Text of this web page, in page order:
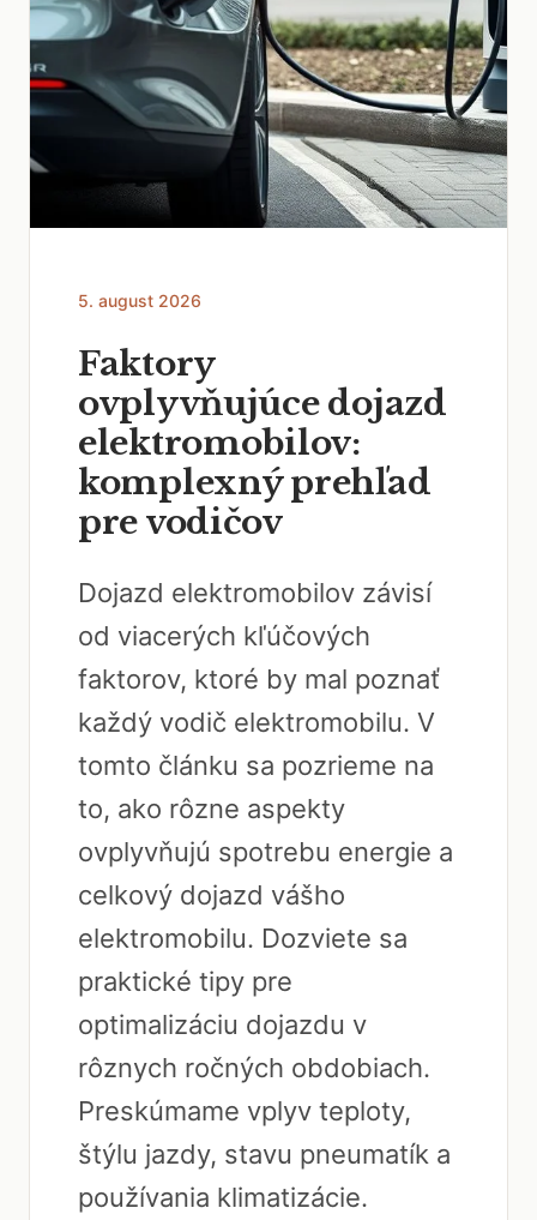
5. august 2026
Faktory
ovplyvňujúce dojazd
elektromobilov:
komplexný prehľad
pre vodičov
Dojazd elektromobilov závisí
od viacerých kľúčových
faktorov, ktoré by mal poznať
každý vodič elektromobilu. V
tomto článku sa pozrieme na
to, ako rôzne aspekty
ovplyvňujú spotrebu energie a
celkový dojazd vášho
elektromobilu. Dozviete sa
praktické tipy pre
optimalizáciu dojazdu v
rôznych ročných obdobiach.
Preskúmame vplyv teploty,
štýlu jazdy, stavu pneumatík a
používania klimatizácie.